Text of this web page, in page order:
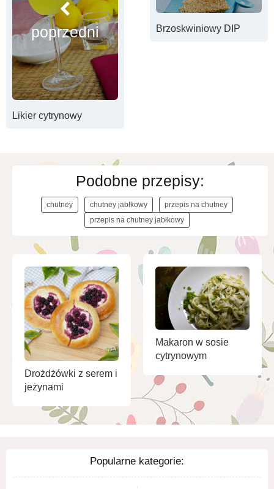
poprzedni
Likier cytrynowy
Brzoskwiniowy DIP
Podobne przepisy:
chutney chutney jabłkowy
przepis na chutney
przepis na chutney jabłkowy
Drożdżówki z serem i
jeżynami
Makaron w sosie
cytrynowym
Popularne kategorie: